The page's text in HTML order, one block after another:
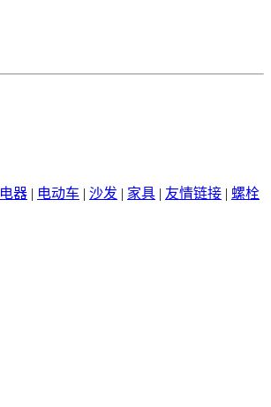
电器 | 电动车 | 沙发 | 家具 | 友情链接 | 螺栓